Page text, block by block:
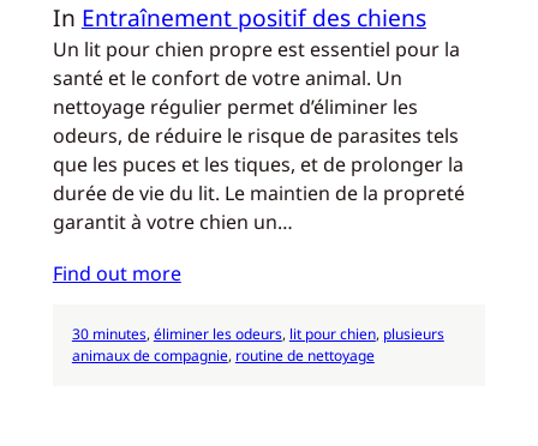
In Entraînement positif des chiens
Un lit pour chien propre est essentiel pour la
santé et le confort de votre animal. Un
nettoyage régulier permet d’éliminer les
odeurs, de réduire le risque de parasites tels
que les puces et les tiques, et de prolonger la
durée de vie du lit. Le maintien de la propreté
garantit à votre chien un…
Find out more
30 minutes, éliminer les odeurs, lit pour chien, plusieurs
animaux de compagnie, routine de nettoyage